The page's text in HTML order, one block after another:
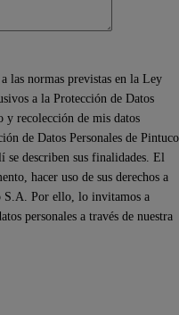
las normas previstas en la Ley
a la Protección de Datos
y recolección de mis datos
de Datos Personales de Pintuco
se describen sus finalidades. El
hacer uso de sus derechos a
S.A. Por ello, lo invitamos a
personales a través de nuestra